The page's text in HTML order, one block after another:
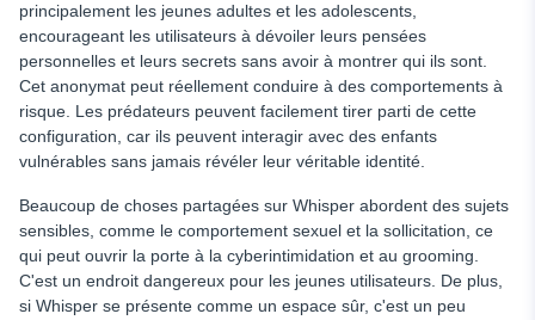
principalement les jeunes adultes et les adolescents,
encourageant les utilisateurs à dévoiler leurs pensées
personnelles et leurs secrets sans avoir à montrer qui ils sont.
Cet anonymat peut réellement conduire à des comportements à
risque. Les prédateurs peuvent facilement tirer parti de cette
configuration, car ils peuvent interagir avec des enfants
vulnérables sans jamais révéler leur véritable identité.
Beaucoup de choses partagées sur Whisper abordent des sujets
sensibles, comme le comportement sexuel et la sollicitation, ce
qui peut ouvrir la porte à la cyberintimidation et au grooming.
C'est un endroit dangereux pour les jeunes utilisateurs. De plus,
si Whisper se présente comme un espace sûr, c'est un peu